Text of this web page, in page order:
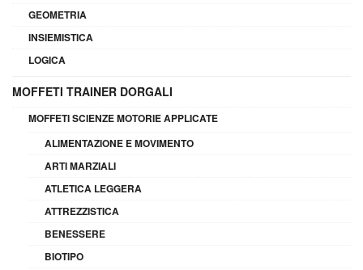
GEOMETRIA
INSIEMISTICA
LOGICA
MOFFETI TRAINER DORGALI
MOFFETI SCIENZE MOTORIE APPLICATE
ALIMENTAZIONE E MOVIMENTO
ARTI MARZIALI
ATLETICA LEGGERA
ATTREZZISTICA
BENESSERE
BIOTIPO